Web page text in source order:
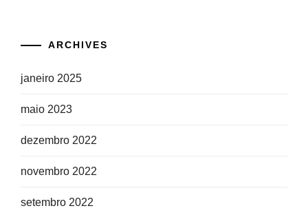
ARCHIVES
janeiro 2025
maio 2023
dezembro 2022
novembro 2022
setembro 2022